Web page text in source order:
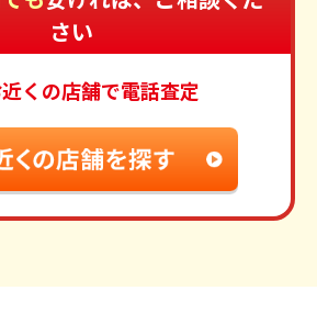
さい
くの店舗で電話査定